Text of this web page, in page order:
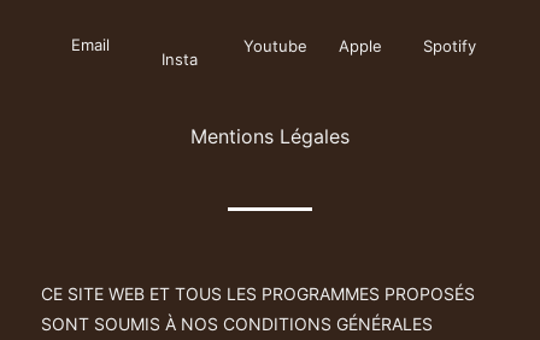
Email
Insta
Youtube Apple Spotify
Mentions Légales
CE SITE WEB ET TOUS LES PROGRAMMES PROPOSÉS
SONT SOUMIS À NOS CONDITIONS GÉNÉRALES